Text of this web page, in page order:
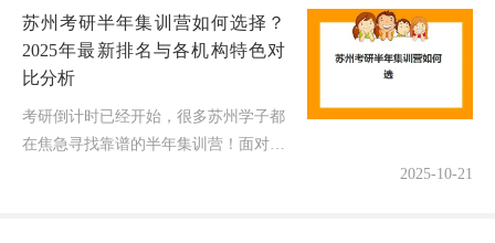
苏州考研半年集训营如何选择？
2025年最新排名与各机构特色对
比分析
考研倒计时已经开始，很多苏州学子都
在焦急寻找靠谱的半年集训营！面对众
2025-10-21